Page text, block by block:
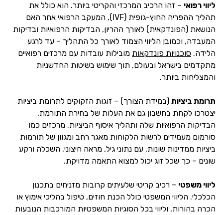
ליווי רפואי – זהו הרכיב המרכזי והקריטי ביותר. הוא כולל את
תהליך ההפריה החוץ-גופית (IVF), המעקב הרפואי אחר האם
הנושאת (הפונדקאית) לאורך ההריון, הבדיקות הרפואיות ובדיקות
המעבדה, וכמובן הליווי הצמוד לאורך כל התהליך – עד לרגע
הלידה. סוכנויות פונדקאות מובילות עובדות עם מרכזים רפואיים
מתקדמים בישראל ובעולם, תוך שימוש בשיטות החדשניות
והמצליחות ביותר.
תרומת ביציות (במידת הצורך) – זוגות הזקוקים לתרומת ביציות
יצטרכו לקחת בחשבון גם את העלות של בחירת התורמת,
הבדיקות הרפואיות שלה ותהליך איסוף הביציות. מרכזים כמו
סורמום מעמידים לרשות הלקוחות מאגר רחב ומגוון של תורמות
ביציות ממדינות שונות, עם נתוני גיל, מראה חיצוני, השכלה ורקע
שונים – כך שכל זוג יכול למצוא התאמה מדויקת.
ליווי משפטי – רכיב קריטי שלעיתים קרובות מזניחים בתכנון
הכלכלי. הליווי המשפטי כולל הכנת חוזים, טיפול בהליכי אימוץ או
הכרה בהורות, וליווי בכל הסוגיות המשפטיות המורכבות הנובעות